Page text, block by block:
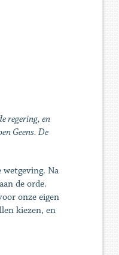
regering, en
Geens. De
Na
de orde.
onze eigen
kiezen, en